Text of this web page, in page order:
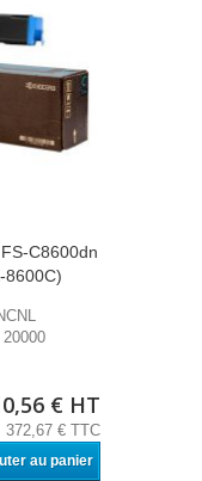
C8600dn
8600C)
20000
€ HT
372,67 € TTC
au panier